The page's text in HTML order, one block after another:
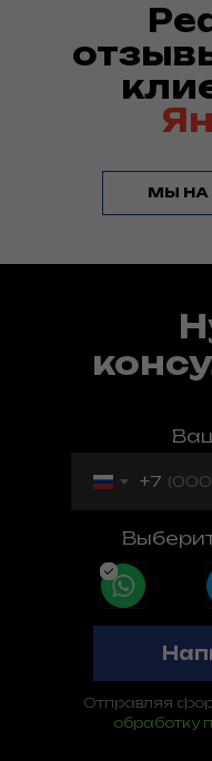
МЫ НА
+7
Отправляя
обработку